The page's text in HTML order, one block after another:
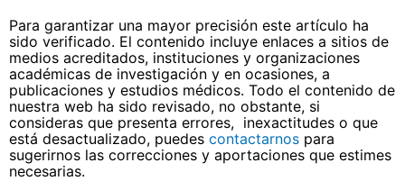
Para garantizar una mayor precisión este artículo ha
sido verificado. El contenido incluye enlaces a sitios de
medios acreditados, instituciones y organizaciones
académicas de investigación y en ocasiones, a
publicaciones y estudios médicos. Todo el contenido de
nuestra web ha sido revisado, no obstante, si
consideras que presenta errores, inexactitudes o que
está desactualizado, puedes contactarnos para
sugerirnos las correcciones y aportaciones que estimes
necesarias.